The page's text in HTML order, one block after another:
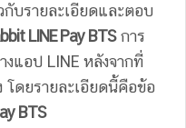
บรายละเอียดและตอบ
LINE Pay BTSการ
งแอป LINE หลังจากที่
ดยรายละเอียดนี้คือข้อ
BTS